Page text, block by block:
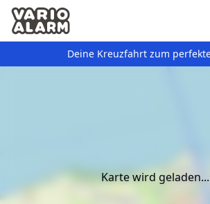
Deine Kreuzfahrt zum
Karte wird geladen...